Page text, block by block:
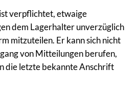
verpflichtet, etwaige
dem Lagerhalter unverzüglich
mitzuteilen. Er kann sich nicht
von Mitteilungen berufen,
die letzte bekannte Anschrift